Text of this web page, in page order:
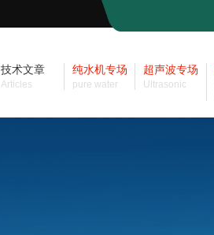
技术文章
Articles
纯水机专场
pure water
超声波专场
Ultrasonic